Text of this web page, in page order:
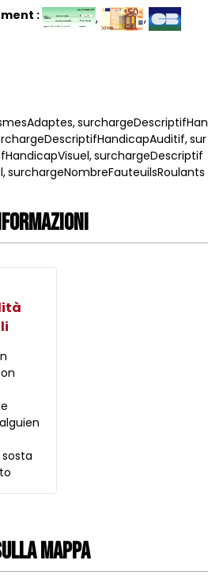
:
surchargeDescriptifHan
sur
surchargeDescriptif
surchargeNombreFauteuilsRoulants
sosta
mappa